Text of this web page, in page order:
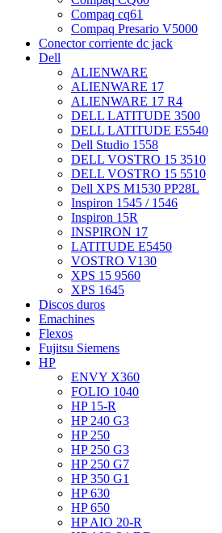
Compaq cq61
Compaq Presario V5000
Conector corriente dc jack
Dell
ALIENWARE
ALIENWARE 17
ALIENWARE 17 R4
DELL LATITUDE 3500
DELL LATITUDE E5540
Dell Studio 1558
DELL VOSTRO 15 3510
DELL VOSTRO 15 5510
Dell XPS M1530 PP28L
Inspiron 1545 / 1546
Inspiron 15R
INSPIRON 17
LATITUDE E5450
VOSTRO V130
XPS 15 9560
XPS 1645
Discos duros
Emachines
Flexos
Fujitsu Siemens
HP
ENVY X360
FOLIO 1040
HP 15-R
HP 240 G3
HP 250
HP 250 G3
HP 250 G7
HP 350 G1
HP 630
HP 650
HP AIO 20-R